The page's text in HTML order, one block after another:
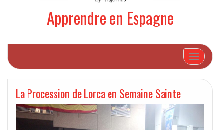
Apprendre en Espagne
Afficher/
La Procession de Lorca en Semaine Sainte